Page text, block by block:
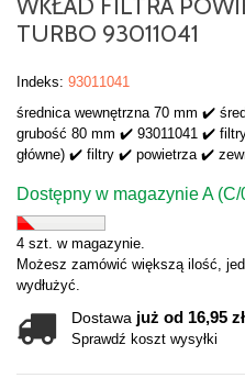
TURBO 93011041
Indeks: 93011041
średnica wewnętrzna 70 mm ✔️
grubość 80 mm ✔️ 93011041 ✔️
główne) ✔️ filtry ✔️ powietrza ✔️
Dostępny w magazynie A
4 szt. w magazynie.
Możesz zamówić większą ilość,
wydłużyć.
Dostawa już od 16,95 zł
Sprawdź koszt wysyłki